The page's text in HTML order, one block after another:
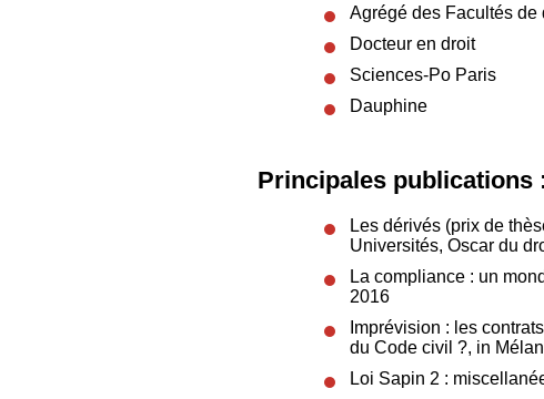
Agrégé des Facultés de
Docteur en droit
Sciences-Po Paris
Dauphine
Principales publications
Les dérivés (prix de
Universités, Oscar du
La compliance : un
2016
Imprévision : les
du Code civil ?, in
Loi Sapin 2 :